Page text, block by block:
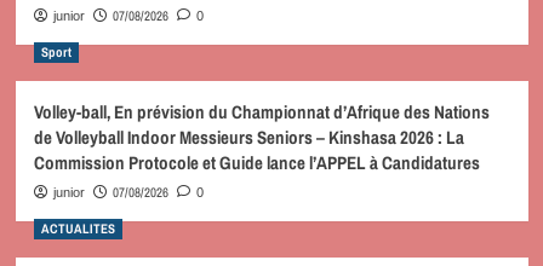
junior 07/08/2026 0
Sport
Volley-ball, En prévision du Championnat d’Afrique des Nations
de Volleyball Indoor Messieurs Seniors – Kinshasa 2026 : La
Commission Protocole et Guide lance l’APPEL à Candidatures
junior 07/08/2026 0
ACTUALITES